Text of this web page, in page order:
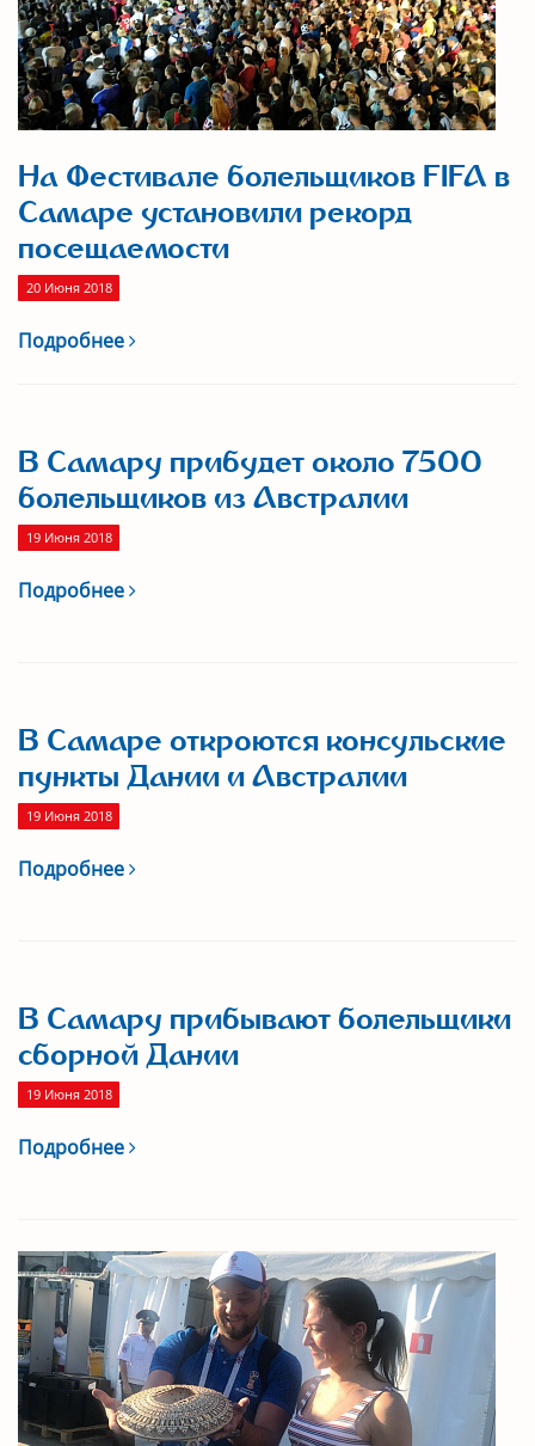
На Фестивале болельщиков FIFA в
Самаре установили рекорд
посещаемости
20 Июня 2018
Подробнее
В Самару прибудет около 7500
болельщиков из Австралии
19 Июня 2018
Подробнее
В Самаре откроются консульские
пункты Дании и Австралии
19 Июня 2018
Подробнее
В Самару прибывают болельщики
сборной Дании
19 Июня 2018
Подробнее